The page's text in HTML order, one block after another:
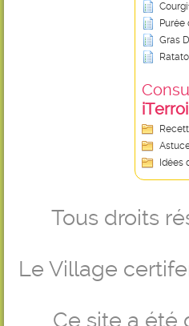
Gras
Idées
Tous droits
Le Village
Ce site a été